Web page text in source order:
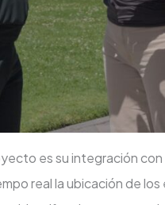
es su integración con
real la ubicación de